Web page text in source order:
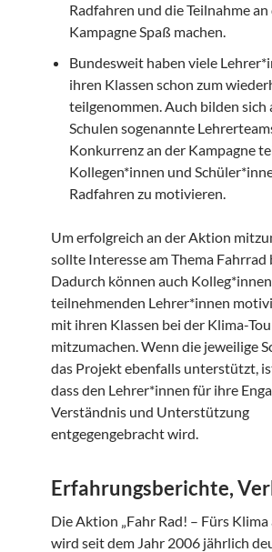
Radfahren und die Teilnahme an
Kampagne Spaß machen.
Bundesweit haben viele
ihren Klassen schon zum
teilgenommen. Auch bilden sich
Schulen sogenannte
Konkurrenz an der Kampagne
Kollegen*innen und
Radfahren zu motivieren.
Um erfolgreich an der Aktion
sollte Interesse am Thema Fahrrad
Dadurch können auch
teilnehmenden Lehrer*innen
mit ihren Klassen bei der Klima-
mitzumachen. Wenn die jeweilige
das Projekt ebenfalls unterstützt,
dass den Lehrer*innen für ihre
Verständnis und Unterstützung
entgegengebracht wird.
Erfahrungsberichte,
Die Aktion „Fahr Rad! – Fürs Klima
wird seit dem Jahr 2006 jährlich